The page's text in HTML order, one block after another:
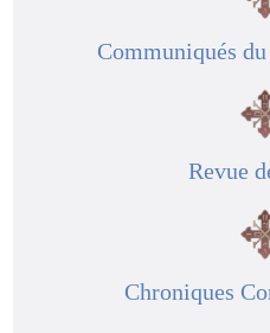
Communiqués
Revue
Chroniques